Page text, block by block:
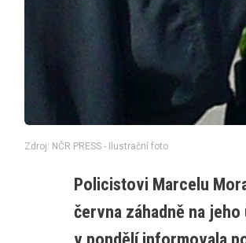
Zdroj: NČR PRESS - Ilustrační foto
Policistovi Marcelu
června záhadně na